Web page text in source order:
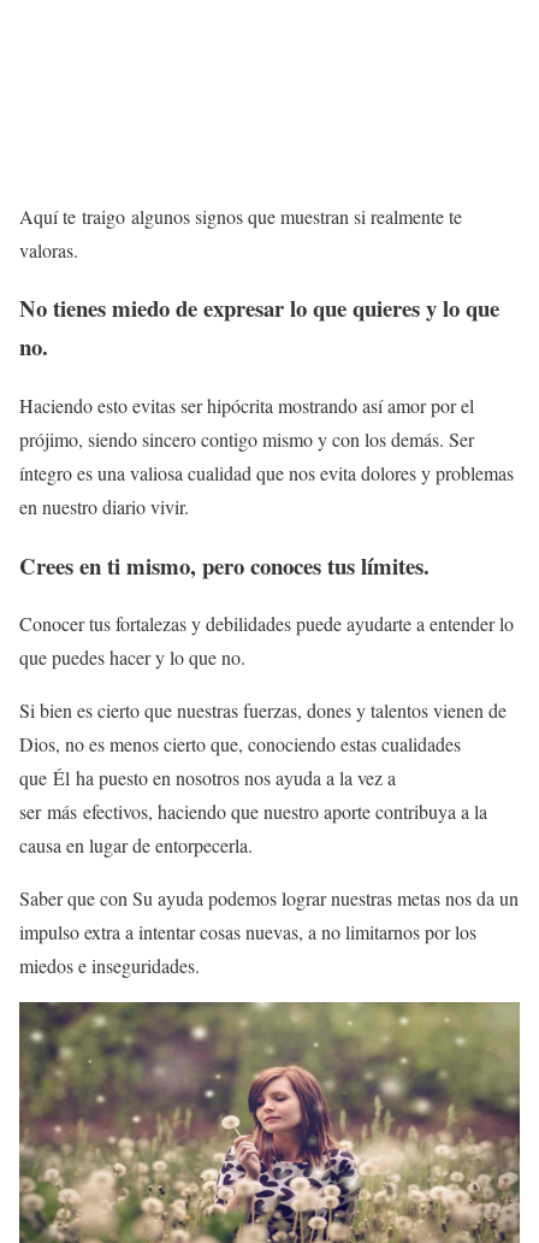
Aquí te traigo algunos signos que muestran si realmente te
valoras.
No tienes miedo de expresar lo que quieres y lo que
no.
Haciendo esto evitas ser hipócrita mostrando así amor por el
prójimo, siendo sincero contigo mismo y con los demás. Ser
íntegro es una valiosa cualidad que nos evita dolores y problemas
en nuestro diario vivir.
Crees en ti mismo, pero conoces tus límites.
Conocer tus fortalezas y debilidades puede ayudarte a entender lo
que puedes hacer y lo que no.
Si bien es cierto que nuestras fuerzas, dones y talentos vienen de
Dios, no es menos cierto que, conociendo estas cualidades
que Él ha puesto en nosotros nos ayuda a la vez a
ser más efectivos, haciendo que nuestro aporte contribuya a la
causa en lugar de entorpecerla.
Saber que con Su ayuda podemos lograr nuestras metas nos da un
impulso extra a intentar cosas nuevas, a no limitarnos por los
miedos e inseguridades.